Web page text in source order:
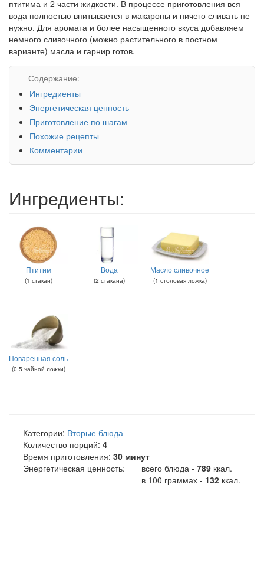
птитима и 2 части жидкости. В процессе приготовления вся
вода полностью впитывается в макароны и ничего сливать не
нужно. Для аромата и более насыщенного вкуса добавляем
немного сливочного (можно растительного в постном
варианте) масла и гарнир готов.
Содержание:
Ингредиенты
Энергетическая ценность
Приготовление по шагам
Похожие рецепты
Комментарии
Ингредиенты:
Птитим
(1 стакан)
Вода
(2 стакана)
Масло сливочное
(1 столовая ложка)
Поваренная соль
(0.5 чайной ложки)
Категории: Вторые блюда
Количество порций: 4
Время приготовления: 30 минут
Энергетическая ценность:
всего блюда - 789 ккал.
в 100 граммах - 132 ккал.